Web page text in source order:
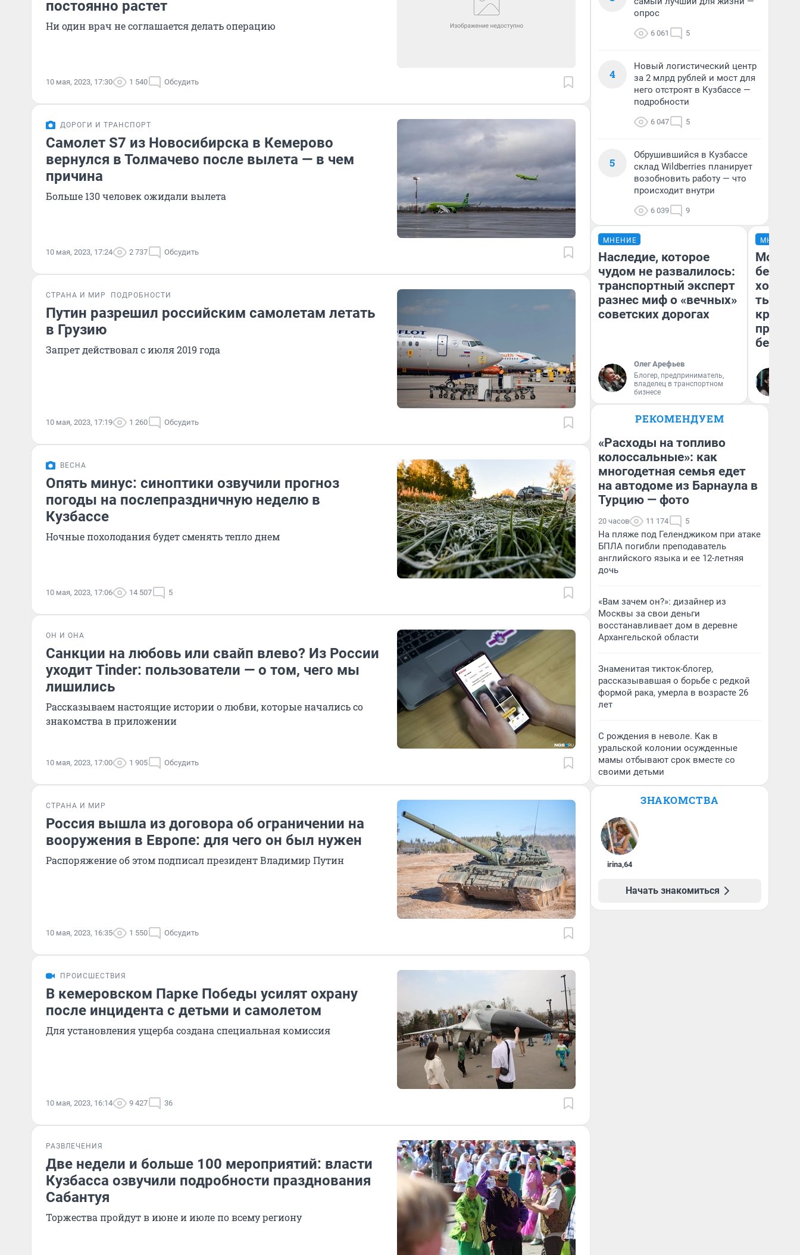
постоянно растет
Ни один врач не соглашается делать операцию
10 мая, 2023, 17:30 1 540 Обсудить
ДОРОГИ И ТРАНСПОРТ
Самолет S7 из Новосибирска в Кемерово
вернулся в Толмачево после вылета — в чем
причина
Больше 130 человек ожидали вылета
10 мая, 2023, 17:24 2 737 Обсудить
СТРАНА И МИР ПОДРОБНОСТИ
Путин разрешил российским самолетам летать
в Грузию
Запрет действовал с июля 2019 года
10 мая, 2023, 17:19 1 260 Обсудить
ВЕСНА
Опять минус: синоптики озвучили прогноз
погоды на послепраздничную неделю в
Кузбассе
Ночные похолодания будет сменять тепло днем
10 мая, 2023, 17:06 14 507 5
ОН И ОНА
Санкции на любовь или свайп влево? Из России
уходит Tinder: пользователи — о том, чего мы
лишились
Рассказываем настоящие истории о любви, которые начались со
знакомства в приложении
10 мая, 2023, 17:00 1 905 Обсудить
СТРАНА И МИР
Россия вышла из договора об ограничении на
вооружения в Европе: для чего он был нужен
Распоряжение об этом подписал президент Владимир Путин
10 мая, 2023, 16:35 1 550 Обсудить
ПРОИСШЕСТВИЯ
В кемеровском Парке Победы усилят охрану
после инцидента с детьми и самолетом
Для установления ущерба создана специальная комиссия
10 мая, 2023, 16:14 9 427 36
РАЗВЛЕЧЕНИЯ
Две недели и больше 100 мероприятий: власти
Кузбасса озвучили подробности празднования
Сабантуя
Торжества пройдут в июне и июле по всему региону
опрос
6 061 5
4
Новый логистический центр
за 2 млрд рублей и мост для
него отстроят в Кузбассе —
подробности
6 047 5
5
Обрушившийся в Кузбассе
склад Wildberries планирует
возобновить работу — что
происходит внутри
6 039 9
МНЕНИЕ
Наследие, которое
чудом не развалилось:
транспортный эксперт
разнес миф о «вечных»
советских дорогах
Олег Арефьев
Блогер, предприниматель,
владелец в транспортном
бизнесе
МНЕНИЕ
Мой
хотела
тысяч,
РЕКОМЕНДУЕМ
«Расходы на топливо
колоссальные»: как
многодетная семья едет
на автодоме из Барнаула в
Турцию — фото
20 часов 11 174 5
На пляже под Геленджиком при атаке
БПЛА погибли преподаватель
английского языка и ее 12-летняя
дочь
«Вам зачем он?»: дизайнер из
Москвы за свои деньги
восстанавливает дом в деревне
Архангельской области
Знаменитая тикток-блогер,
рассказывавшая о борьбе с редкой
формой рака, умерла в возрасте 26
лет
С рождения в неволе. Как в
уральской колонии осужденные
мамы отбывают срок вместе со
своими детьми
ЗНАКОМСТВА
irina,64
Начать знакомиться